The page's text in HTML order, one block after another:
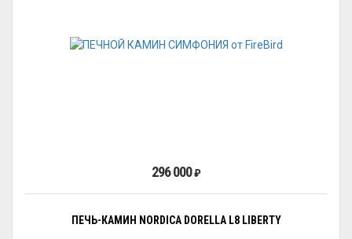
296 000₽
ПЕЧЬ-КАМИН NORDICA DORELLA L8 LIBERTY